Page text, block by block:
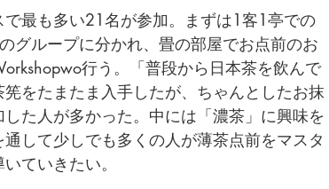
最も多い21名が参加。まずは1客1亭での
グループに分かれ、畳の部屋でお点前のお
行う。「普段から日本茶を飲んで
をたまたま入手したが、ちゃんとしたお抹
た人が多かった。中には「濃茶」に興味を
して少しでも多くの人が薄茶点前をマスタ
ていきたい。